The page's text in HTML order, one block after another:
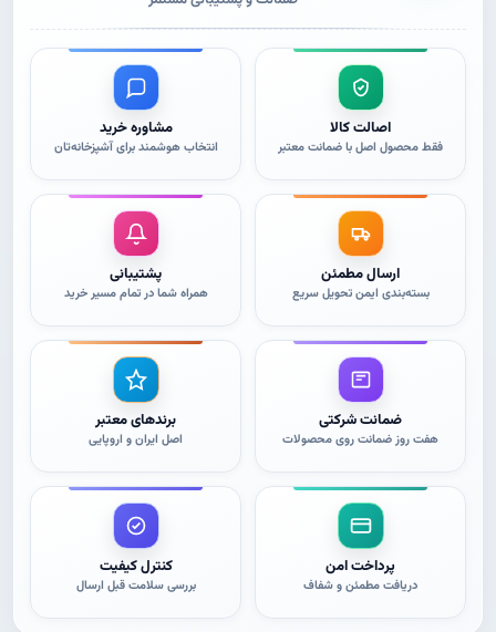
اصالت کالا
فقط محصول اصل با ضمانت معتبر
مشاوره خرید
انتخاب هوشمند برای آشپزخانه‌تان
ارسال مطمئن
بسته‌بندی ایمن تحویل سریع
پشتیبانی
همراه شما در تمام مسیر خرید
ضمانت شرکتی
هفت روز ضمانت روی محصولات
برندهای معتبر
اصل ایران و اروپایی
پرداخت امن
دریافت مطمئن و شفاف
کنترل کیفیت
بررسی سلامت قبل ارسال